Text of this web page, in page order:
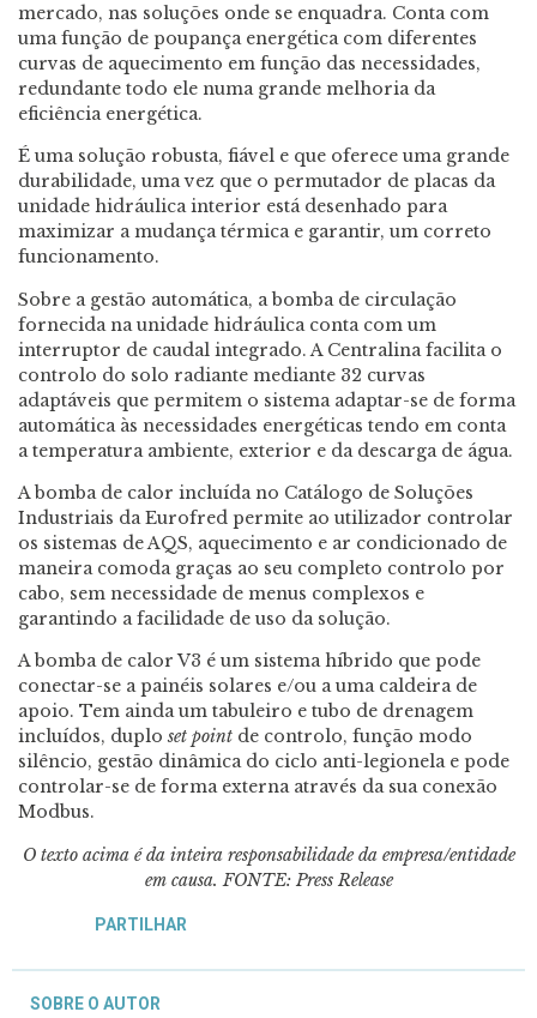
mercado, nas soluções onde se enquadra. Conta com
uma função de poupança energética com diferentes
curvas de aquecimento em função das necessidades,
redundante todo ele numa grande melhoria da
eficiência energética.
É uma solução robusta, fiável e que oferece uma grande
durabilidade, uma vez que o permutador de placas da
unidade hidráulica interior está desenhado para
maximizar a mudança térmica e garantir, um correto
funcionamento.
Sobre a gestão automática, a bomba de circulação
fornecida na unidade hidráulica conta com um
interruptor de caudal integrado. A Centralina facilita o
controlo do solo radiante mediante 32 curvas
adaptáveis que permitem o sistema adaptar-se de forma
automática às necessidades energéticas tendo em conta
a temperatura ambiente, exterior e da descarga de água.
A bomba de calor incluída no Catálogo de Soluções
Industriais da Eurofred permite ao utilizador controlar
os sistemas de AQS, aquecimento e ar condicionado de
maneira comoda graças ao seu completo controlo por
cabo, sem necessidade de menus complexos e
garantindo a facilidade de uso da solução.
A bomba de calor V3 é um sistema híbrido que pode
conectar-se a painéis solares e/ou a uma caldeira de
apoio. Tem ainda um tabuleiro e tubo de drenagem
incluídos, duplo set point de controlo, função modo
silêncio, gestão dinâmica do ciclo anti-legionela e pode
controlar-se de forma externa através da sua conexão
Modbus.
O texto acima é da inteira responsabilidade da empresa/entidade
em causa. FONTE: Press Release
PARTILHAR
SOBRE O AUTOR